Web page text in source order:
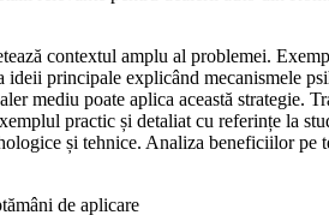
contextul amplu al problemei.
ideii principale explicând mecanismele
mediu poate aplica această strategie.
practic și detaliat cu referințe la
și tehnice. Analiza beneficiilor
de aplicare